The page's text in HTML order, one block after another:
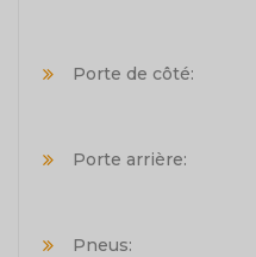
Porte de côté:
Porte arrière:
Pneus: